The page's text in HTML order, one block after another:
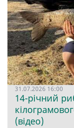
31.07.2026 16:00
14-річний
(відео)